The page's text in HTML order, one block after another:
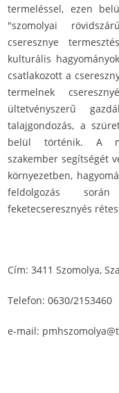
termeléssel, ezen
"szomolyai
cseresznye
kulturális
csatlakozott a
termelnek
ültetvényszerű
talajgondozás, a
belül történik. A
szakember segítségét
környezetben,
feldolgozás
feketecseresznyés
Cím: 3411 Szomolya,
Telefon: 0630/2153460
e-mail: